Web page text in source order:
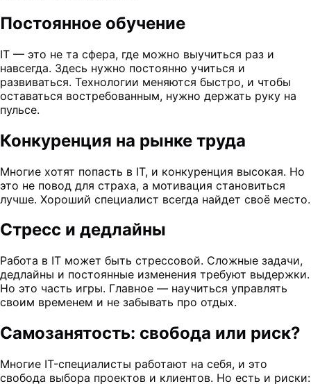
Постоянное обучение
IT — это не та сфера, где можно выучиться раз и
навсегда. Здесь нужно постоянно учиться и
развиваться. Технологии меняются быстро, и чтобы
оставаться востребованным, нужно держать руку на
пульсе.
Конкуренция на рынке труда
Многие хотят попасть в IT, и конкуренция высокая. Но
это не повод для страха, а мотивация становиться
лучше. Хороший специалист всегда найдет своё место.
Стресс и дедлайны
Работа в IT может быть стрессовой. Сложные задачи,
дедлайны и постоянные изменения требуют выдержки.
Но это часть игры. Главное — научиться управлять
своим временем и не забывать про отдых.
Самозанятость: свобода или риск?
Многие IT-специалисты работают на себя, и это
свобода выбора проектов и клиентов. Но есть и риски: